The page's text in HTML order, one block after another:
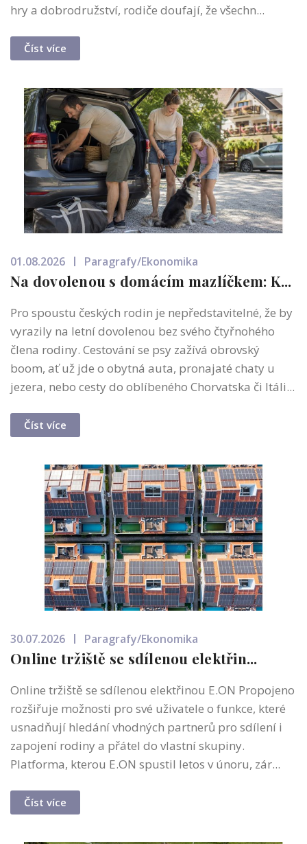
hry a dobrodružství, rodiče doufají, že všechn...
Číst více
01.08.2026 Paragrafy/Ekonomika
Na dovolenou s domácím mazlíčkem: K...
Pro spoustu českých rodin je nepředstavitelné, že by
vyrazily na letní dovolenou bez svého čtyřnohého
člena rodiny. Cestování se psy zažívá obrovský
boom, ať už jde o obytná auta, pronajaté chaty u
jezera, nebo cesty do oblíbeného Chorvatska či Itáli...
Číst více
30.07.2026 Paragrafy/Ekonomika
Online tržiště se sdílenou elektřin...
Online tržiště se sdílenou elektřinou E.ON Propojeno
rozšiřuje možnosti pro své uživatele o funkce, které
usnadňují hledání vhodných partnerů pro sdílení i
zapojení rodiny a přátel do vlastní skupiny.
Platforma, kterou E.ON spustil letos v únoru, zár...
Číst více